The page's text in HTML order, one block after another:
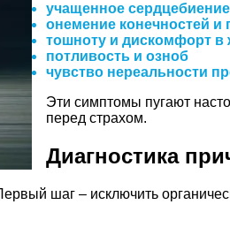
учащенное
онемение конечностей и
тошноту и дискомфорт в
потливость и озноб
чувство нереальности
Эти симптомы пугают
перед страхом.
Диагностика
шаг – исключить